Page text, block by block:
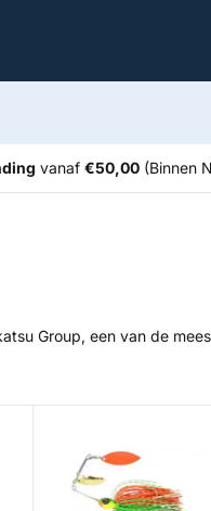
vanaf €50,00(Binnen
Group, een van de